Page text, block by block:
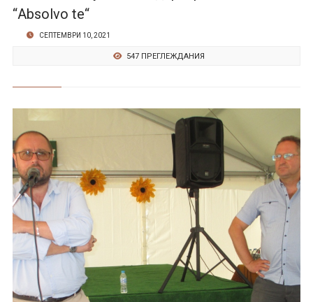
“Absolvo te“
СЕПТЕМВРИ 10, 2021
547 ПРЕГЛЕЖДАНИЯ